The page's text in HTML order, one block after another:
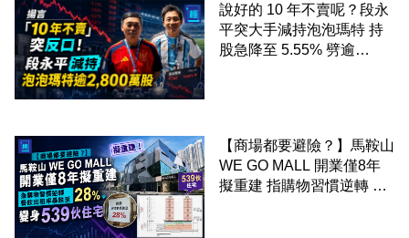
說好的 10 年不賣呢？段永
平突大手減持泡泡瑪特 持
股急降至 5.55% 劈逾
【商場都要避險？】馬鞍山
WE GO MALL 開業僅8年
擬重建 指購物習慣逆轉 餐